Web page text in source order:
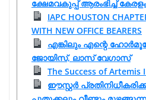
ക്ഷേമവകുപ്പ് ആരംഭിച്ച് കേരളം
IAPC HOUSTON
WITH NEW OFFICE BEARERS
എങ്കിലും എന്റെ
ജോയിസ്, ലാസ് വേഗാസ്
The Success of Artemis
ഈസ്റ്റർ